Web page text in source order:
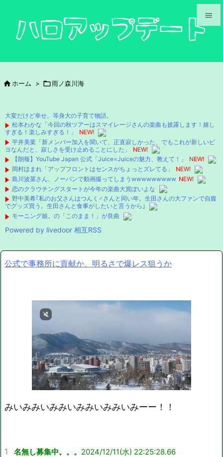



次へ

 ホーム > 雨ノ森川海
大変だけど幸せ。等身大の子育て物語。
松本わかな「今回の秋ツアーはスマイレージさんの楽曲も披露します！嬉し
すぎる！楽しみすぎる！」
NEW!
平井美葉「新メンバー加入を聞いて、正直寂しかった、でもこれが新しいビ
ヨなんだと、寂しさを受け止めることにした」
NEW!
【朗報】YouTube Japan 公式「Juice=Juiceの魅力、教えて！」
NEW!
岡村ほまれ「アップフロントはセンスがちょっとズレてる」
NEW!
島川波菜さん、ノーパンで動画撮ってしまうwwwwwwwww NEW!
恋のクラウチングスタートが今年の楽曲大賞ぽいよな
野中美希｢私のお父さんはつんく♂さんと同い年。生田さんの大ファンで自腹
でグッズ買う。生田さんと食事がしたいと言うから｣
モーニング娘。の「このまま！」が良曲
Powered by livedoor 相互RSS
公式で事務所に貢献か、明るさで爆レス狙うか
みいみみいみみいみみいみみいみーー！！
1 名無し募集中。。。 2024/12/11(水) 22:25:28.66